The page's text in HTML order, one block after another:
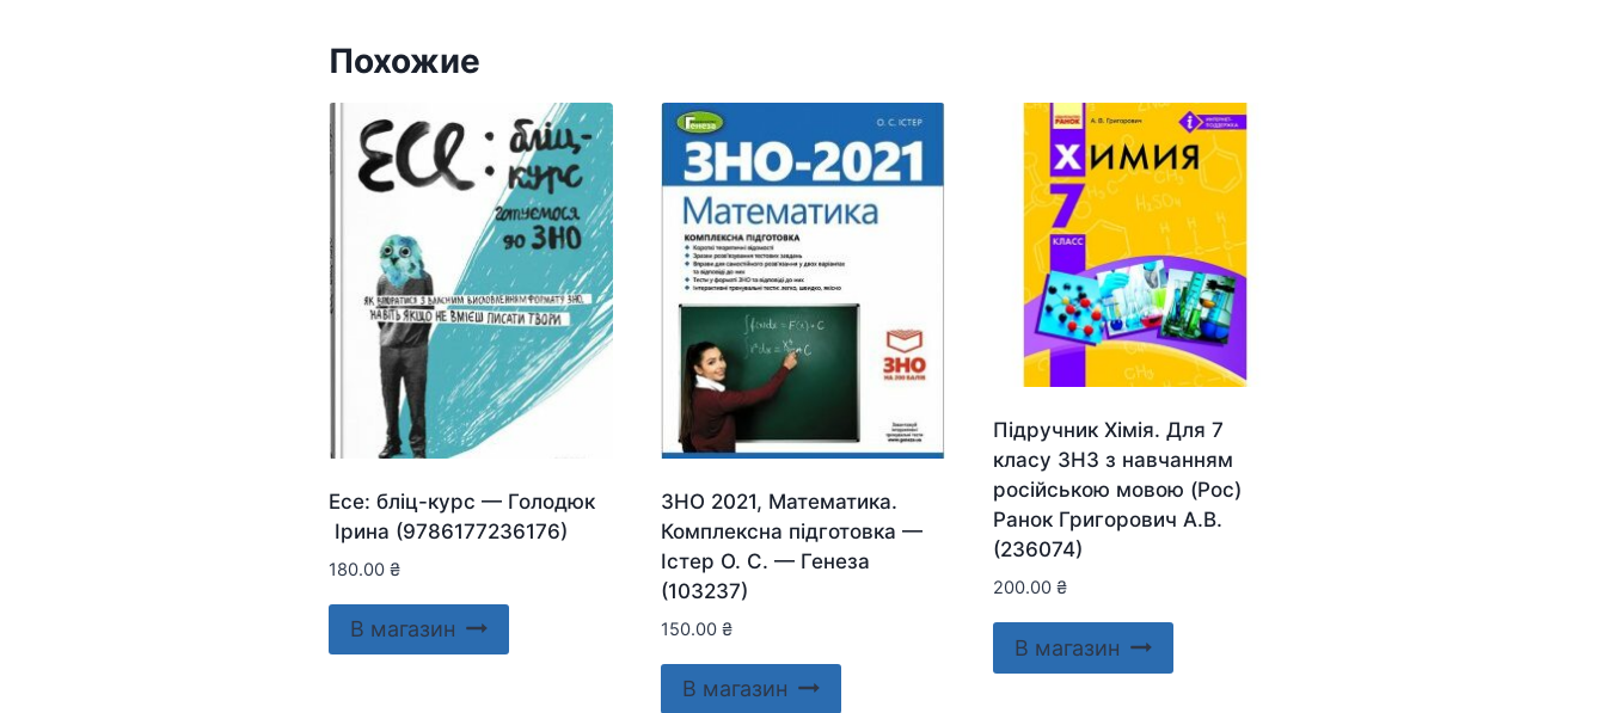
Похожие
Есе: бліц-курс — Голодюк
Ірина (9786177236176)
180.00 ₴
В магазин
ЗНО 2021, Математика.
Комплексна підготовка —
Істер О. С. — Генеза
(103237)
150.00 ₴
В магазин
Підручник Хімія. Для 7
класу ЗНЗ з навчанням
російською мовою (Рос)
Ранок Григорович А.В.
(236074)
200.00 ₴
В магазин